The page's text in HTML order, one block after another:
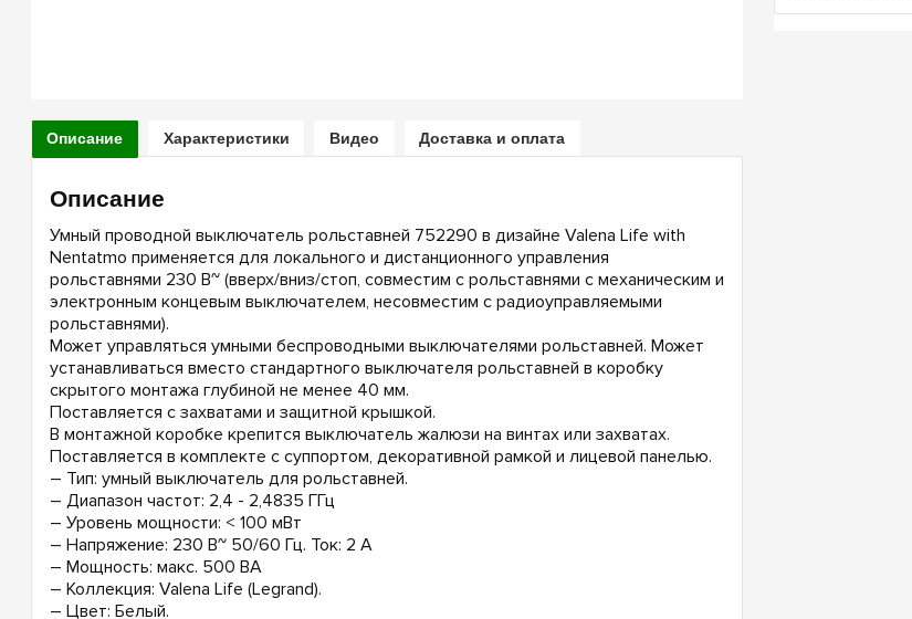
Описание Характеристики Видео Доставка и оплата
Описание
Умный проводной выключатель рольставней 752290 в дизайне Valena Life with
Nentatmo применяется для локального и дистанционного управления
рольставнями 230 В~ (вверх/вниз/стоп, совместим с рольставнями с механическим и
электронным концевым выключателем, несовместим с радиоуправляемыми
рольставнями).
Может управляться умными беспроводными выключателями рольставней. Может
устанавливаться вместо стандартного выключателя рольставней в коробку
скрытого монтажа глубиной не менее 40 мм.
Поставляется с захватами и защитной крышкой.
В монтажной коробке крепится выключатель жалюзи на винтах или захватах.
Поставляется в комплекте с суппортом, декоративной рамкой и лицевой панелью.
– Тип: умный выключатель для рольставней.
– Диапазон частот: 2,4 - 2,4835 ГГц
– Уровень мощности: < 100 мВт
– Напряжение: 230 В~ 50/60 Гц. Ток: 2 A
– Мощность: макс. 500 ВА
– Коллекция: Valena Life (Legrand).
– Цвет: Белый.